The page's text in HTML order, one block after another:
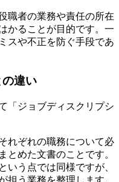
職者の業務や責任の所在
かることが目的です。一
スや不正を防ぐ手段であ
違い
「ジョブディスクリプシ
れぞれの職務について必
とめた文書のことです。
いう点では同様ですが、
担う業務を整理します。